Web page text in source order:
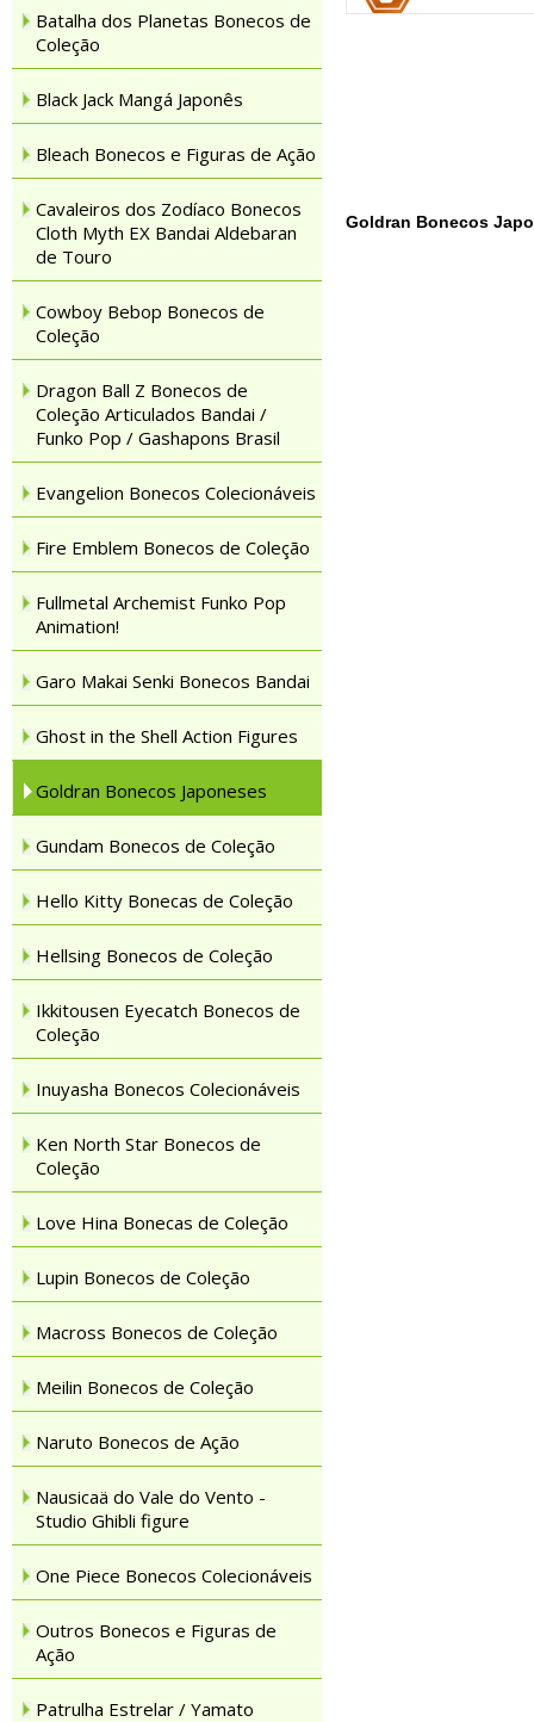
Batalha dos Planetas Bonecos de
Coleção
Black Jack Mangá Japonês
Bleach Bonecos e Figuras de Ação
Cavaleiros dos Zodíaco Bonecos
Cloth Myth EX Bandai Aldebaran
de Touro
Cowboy Bebop Bonecos de
Coleção
Dragon Ball Z Bonecos de
Coleção Articulados Bandai /
Funko Pop / Gashapons Brasil
Evangelion Bonecos Colecionáveis
Fire Emblem Bonecos de Coleção
Fullmetal Archemist Funko Pop
Animation!
Garo Makai Senki Bonecos Bandai
Ghost in the Shell Action Figures
Goldran Bonecos Japoneses
Gundam Bonecos de Coleção
Hello Kitty Bonecas de Coleção
Hellsing Bonecos de Coleção
Ikkitousen Eyecatch Bonecos de
Coleção
Inuyasha Bonecos Colecionáveis
Ken North Star Bonecos de
Coleção
Love Hina Bonecas de Coleção
Lupin Bonecos de Coleção
Macross Bonecos de Coleção
Meilin Bonecos de Coleção
Naruto Bonecos de Ação
Nausicaä do Vale do Vento -
Studio Ghibli figure
One Piece Bonecos Colecionáveis
Outros Bonecos e Figuras de
Ação
Patrulha Estrelar / Yamato
Goldran Bonecos